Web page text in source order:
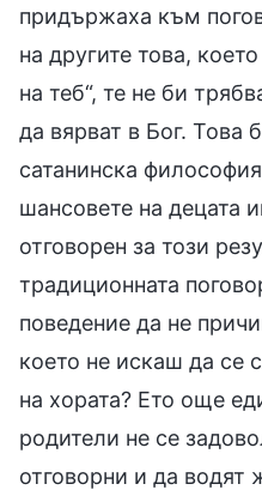
придържаха към
на другите това,
на теб“, те не би
да вярват в Бог. Това
сатанинска
шансовете на децата
отговорен за този
традиционната
поведение да не
което не искаш да се
на хората? Ето още
родители не се
отговорни и да водят